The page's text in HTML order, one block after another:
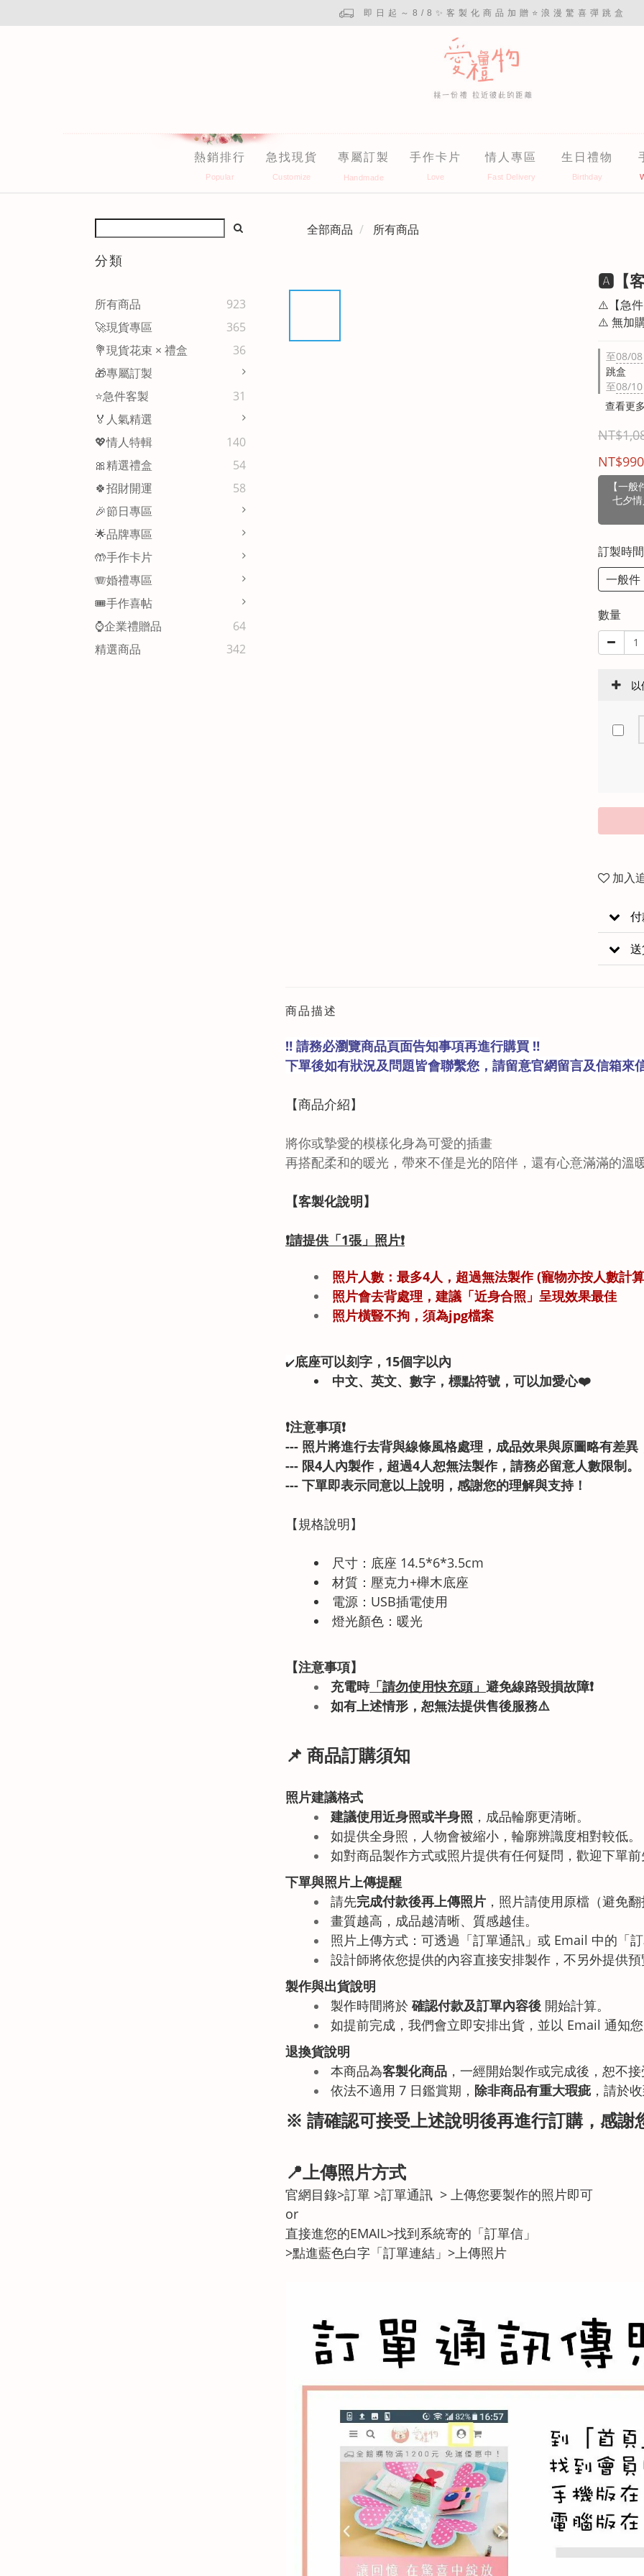
即日起～8/8✨客製化商品加贈⭐浪漫驚喜彈跳盒
熱銷排行 急找現貨 專屬訂製 手作卡片 情人專區 生日禮物
分類
所有商品
923
🚀現貨專區
365
💐現貨花束 × 禮盒
36
🎁專屬訂製
⭐急件客製
31
🏅人氣精選
💖情人特輯
140
🎀精選禮盒
54
🍀招財開運
58
🎉節日專區
🌟品牌專區
🤲手作卡片
🪗婚禮專區
🎟️手作喜帖
⌚企業禮贈品
64
精選商品
342
全部商品 所有商品
🅰︎【
⚠️【急件
⚠️ 無加
至08/
跳盒
至08/
查看更多
NT$990
【一
七夕
訂製時間
一般件
數量
以
加入
商品描述
‼️ 請務必瀏覽商品頁面告知事項再進行購買 ‼️
下單後如有狀況及問題皆會聯繫您，請留意官網留言及信箱來
【商品介紹】
將你或摯愛的模樣化身為可愛的插畫
再搭配柔和的暖光，帶來不僅是光的陪伴，還有心意滿滿的溫
【客製化說明】
❗請提供「1張」 照片❗
照片人數：最多4人，超過無法製作(寵物亦按人數計
照片會去背處理，建議「近身合照」呈現效果最佳
照片橫豎不拘，須為jpg檔案
✔️底座可以刻字，15個字以內
中文、英文、數字，標點符號，可以加愛心❤️
❗注意事項❗
--- 照片將進行去背與線條風格處理，成品效果與原圖略有差異
--- 限4人內製作，超過4人恕無法製作，請務必留意人數限制。
--- 下單即表示同意以上說明，感謝您的理解與支持！
【規格說明】
尺寸：底座 14.5*6*3.5cm
材質：壓克力+櫸木底座
電源：USB插電使用
燈光顏色：暖光
【注意事項】
充電時「請勿使用快充頭」 避免線路毀損故障❗
如有上述情形 ，恕無法提供售後服務⚠️
📌 商品訂購須知
照片建議格式
建議使用近身照或半身照 ，成品輪廓更清晰。
如提供全身照，人物會被縮小，輪廓辨識度相對較低。
如對商品製作方式或照片提供有任何疑問，歡迎下單前
下單與照片上傳提醒
請先完成付款後再上傳照片 ，照片請使用原檔（避免翻
畫質越高，成品越清晰、質感越佳。
照片上傳方式：可透過「訂單通訊」或 Email 中的「訂
設計師將依您提供的內容直接安排製作，不另外提供預
製作與出貨說明
製作時間將於確認付款及訂單內容後 開始計算。
如提前完成，我們會立即安排出貨，並以 Email 通知您
退換貨說明
本商品為客製化商品 ，一經開始製作或完成後，恕不
依法不適用 7 日鑑賞期， 除非商品有重大瑕疵，請於
※ 請確認可接受上述說明後再進行訂購，感謝
📍上傳照片方式
官網目錄>訂單 >訂單通訊 > 上傳您要製作的照片即可
or
直接進您的EMAIL>找到系統寄的「訂單信」
>點進藍色白字「訂單連結」>上傳照片